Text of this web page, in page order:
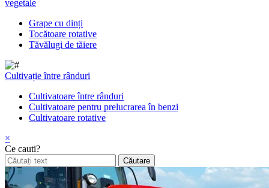
vegetale
Grape cu dinți
Tocătoare rotative
Tăvălugi de tăiere
Cultivație între rânduri
Cultivatoare între rânduri
Cultivatoare pentru prelucrarea în benzi
Cultivatoare rotative
×
Ce cauti?